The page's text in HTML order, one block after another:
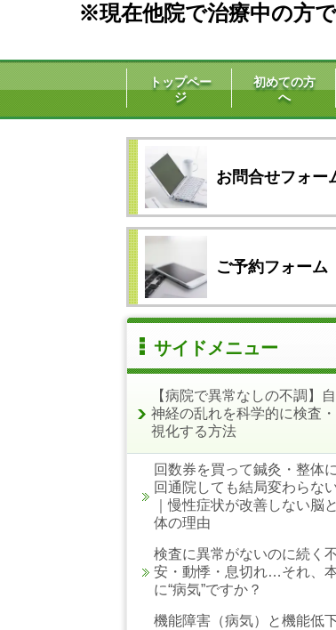
※現在他院で治療中の方
トップペー
ジ
初めての方
へ
お問合せフォー
ご予約フォーム
サイドメニュー
【病院で異常なしの不調】
神経の乱れを科学的に検査
視化する方法
回数券を買って鍼灸・整体
回通院しても結局変わらな
｜慢性症状が改善しない脳
体の理由
検査に異常がないのに続く
安・動悸・息切れ…それ、
に“病気”ですか？
機能障害（病気）と機能低